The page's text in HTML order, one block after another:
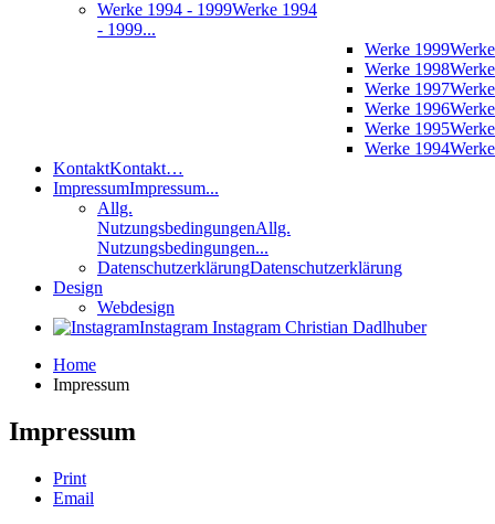
Werke 1994 - 1999Werke 1994
- 1999...
Werke 1999
Werke 1998
Werke 1997
Werke 1996
Werke 1995
Werke 1994
KontaktKontakt…
ImpressumImpressum...
Allg.
NutzungsbedingungenAllg.
Nutzungsbedingungen...
DatenschutzerklärungDatenschutzerklärung
Design
Webdesign
Instagram Instagram Christian Dadlhuber
Home
Impressum
Impressum
Print
Email